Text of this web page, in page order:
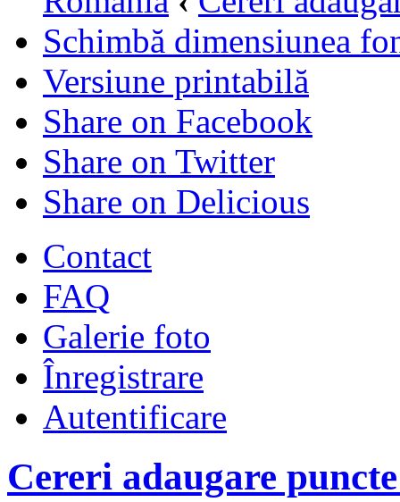
Schimbă dimensiunea
Versiune printabilă
Share on Facebook
Share on Twitter
Share on Delicious
Contact
FAQ
Galerie foto
Înregistrare
Autentificare
Cereri adaugare